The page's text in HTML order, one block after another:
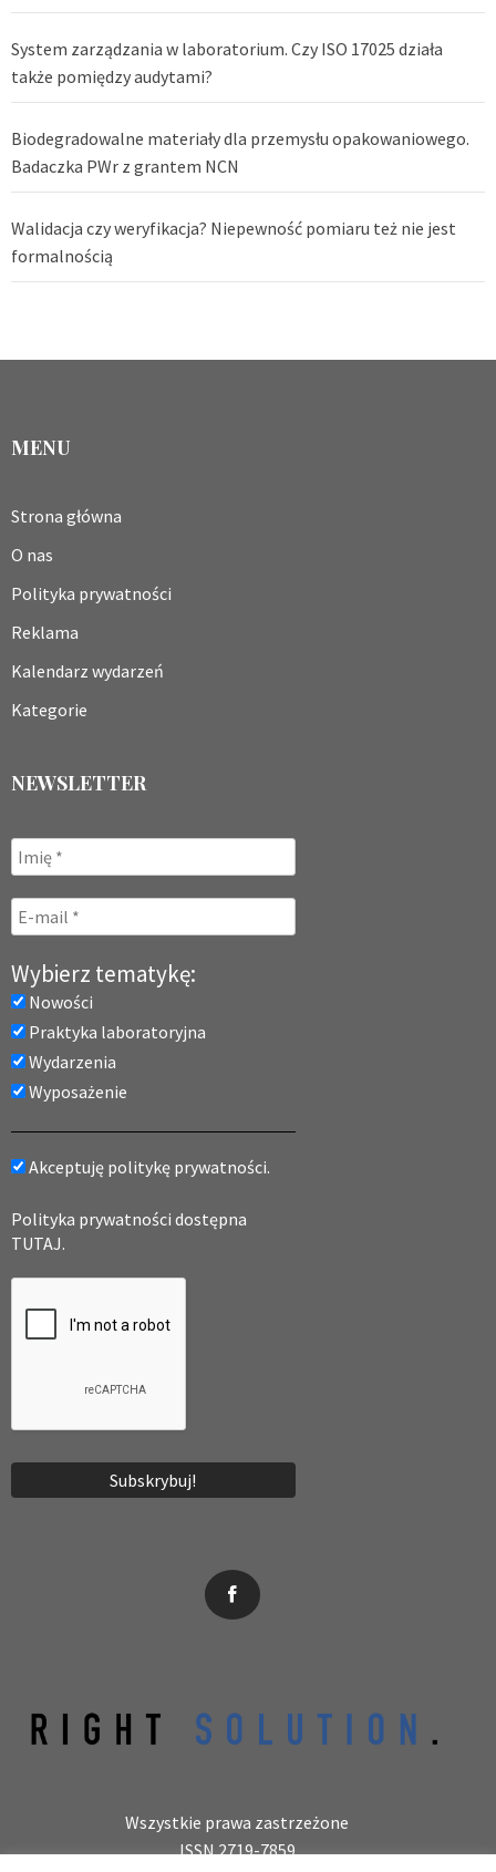
System zarządzania w laboratorium. Czy ISO 17025 działa
także pomiędzy audytami?
Biodegradowalne materiały dla przemysłu opakowaniowego.
Badaczka PWr z grantem NCN
Walidacja czy weryfikacja? Niepewność pomiaru też nie jest
formalnością
MENU
Strona główna
O nas
Polityka prywatności
Reklama
Kalendarz wydarzeń
Kategorie
NEWSLETTER
Wybierz tematykę:
Nowości
Praktyka laboratoryjna
Wydarzenia
Wyposażenie
Akceptuję politykę prywatności.
Polityka prywatności dostępna
TUTAJ.
Wszystkie prawa zastrzeżone
ISSN 2719-7859